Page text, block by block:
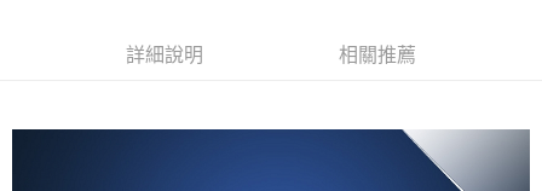
1.本服務係由「台灣大哥大股份有限公司」（以下簡稱本公司）所提供，讓
用戶於交易時，得透過本服務購買商品或服務，並由商店將買賣／分期付款
資料（包含姓名、電話或地址）提供予台灣大哥大進項蒐集、處理及利用，
由本公司與您本人進行分期帳單所需資料之確認、核對及更正。
https://oppay.tw/userRule
詳細說明 相關推薦